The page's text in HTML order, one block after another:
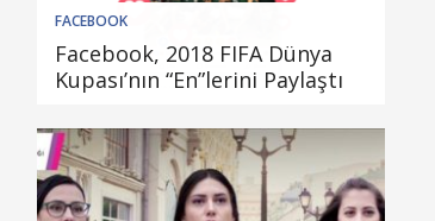
FACEBOOK
Facebook, 2018 FIFA Dünya
Kupası’nın “En”lerini Paylaştı